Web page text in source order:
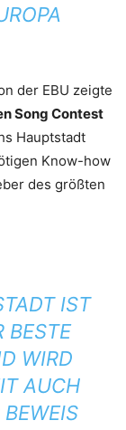
BE
der EBU zeigte
Song Contest
Hauptstadt
Know-how
des größten
IST
BESTE
WIRD
AUCH